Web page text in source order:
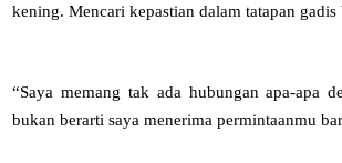
kening. Mencari kepastian dalam tatapan
“Saya memang tak ada hubungan apa-apa
bukan berarti saya menerima permintaanmu